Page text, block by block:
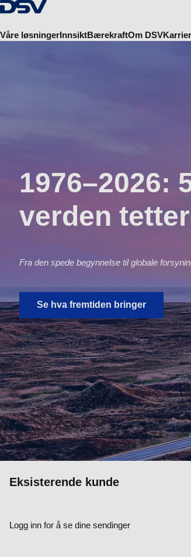
Tilbake til hjemmesiden
Våre løsningerInnsiktBærekraftOm DSV
1976–2026:
verden
Fra den spede begynnelse til globale
Se hva fremtiden bringer
Eksisterende kunde
Logg inn for å se dine sendinger